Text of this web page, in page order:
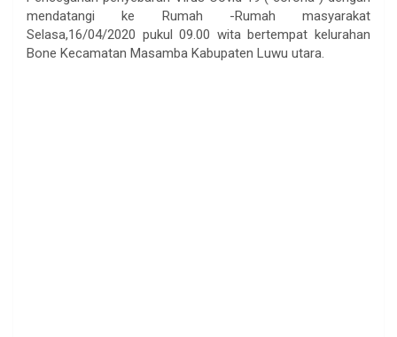
mendatangi ke Rumah -Rumah masyarakat
Selasa,16/04/2020 pukul 09.00 wita bertempat kelurahan
Bone Kecamatan Masamba Kabupaten Luwu utara.